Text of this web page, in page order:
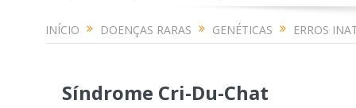
INÍCIO DOENÇAS RARAS GENÉTICAS ERROS
Síndrome Cri-Du-Chat